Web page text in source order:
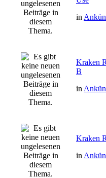
in
Kraken
B
in
Kraken
in